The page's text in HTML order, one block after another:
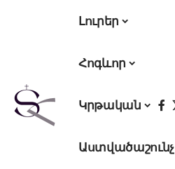
Լուրեր
Հոգևոր
Կրթական
Աստվածաշունչ